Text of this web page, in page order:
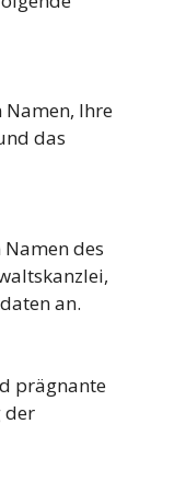
Namen, Ihre
das
des
an.
prägnante
der